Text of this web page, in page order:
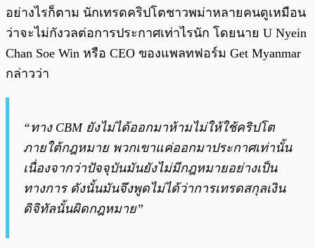
อย่างไรก็ตาม นักเทรดคริปโตชาวพม่าหลายคนดูเหมือน
ว่าจะไม่กังวลต่อการประกาศเท่าไรนัก โดยนาย U Nyein
Chan Soe Win หรือ CEO ของแพลทฟอร์ม Get Myanmar
กล่าวว่า
“ทาง CBM ยังไม่ได้ออกมาห้ามไม่ให้ใช้คริปโต
ภายใต้กฎหมาย พวกเขาแค่ออกมาประกาศเท่านั้น
เนื่องจากว่าปัจจุบันมันยังไม่มีกฎหมายอย่างเป็น
ทางการ ดังนั้นมันจึงพูดไม่ได้ว่าการเทรดสกุลเงิน
ดิจิทัลนั้นผิดกฎหมาย”